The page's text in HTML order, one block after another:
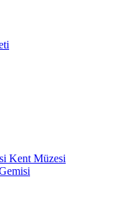
Kent Müzesi